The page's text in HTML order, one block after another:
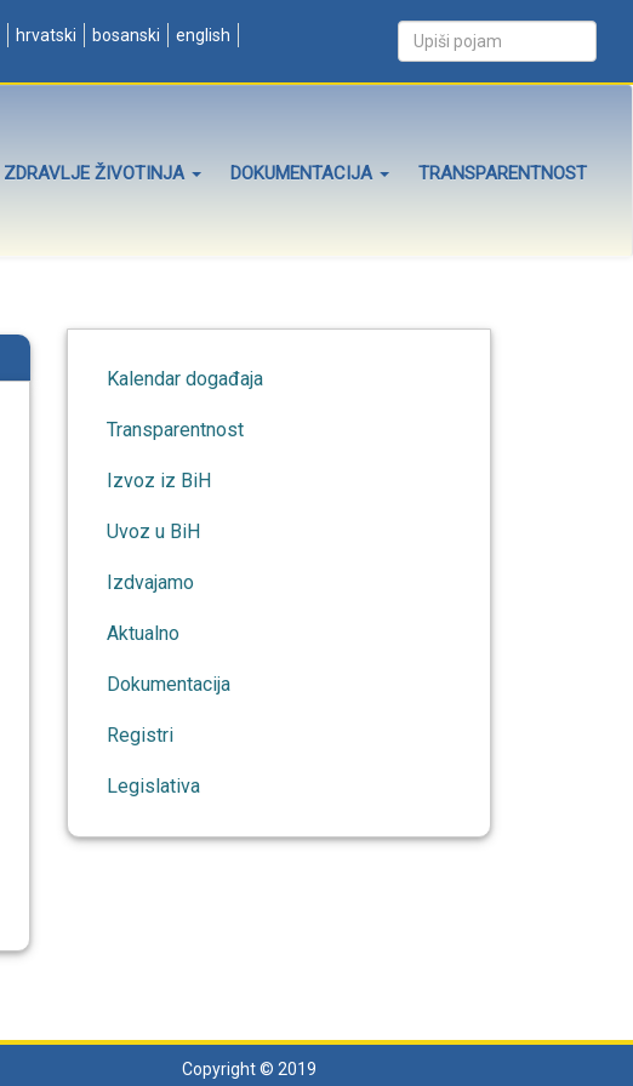
hrvatski bosanski english
ZDRAVLJE ŽIVOTINJA DOKUMENTACIJA TRANSPARENTNOST
Kalendar događaja
Transparentnost
Izvoz iz BiH
Uvoz u BiH
Izdvajamo
Aktualno
Dokumentacija
Registri
Legislativa
Copyright © 2019